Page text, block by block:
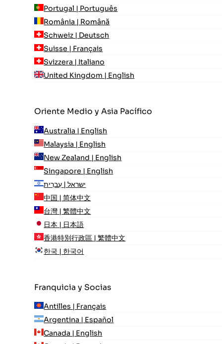
Portugal | Português
România | Română
Schweiz | Deutsch
Suisse | Français
Svizzera | Italiano
United Kingdom | English
Oriente Medio y Asia Pacífico
Australia | English
Malaysia | English
New Zealand | English
Singapore | English
ישראל | עִברִית
中国 | 简体中文
台灣 | 繁體中文
日本 | 日本語
香港特別行政區 | 繁體中文
한국 | 한국어
Franquicia y Socias
Antilles | Français
Argentina | Español
Canada | English